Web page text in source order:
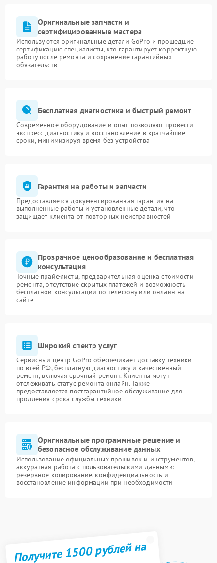
Оригинальные запчасти и
сертифицированные мастера
Используются оригинальные детали GoPro и прошедшие
сертификацию специалисты, что гарантирует корректную
работу после ремонта и сохранение гарантийных
обязательств
Бесплатная диагностика и быстрый ремонт
Современное оборудование и опыт позволяют провести
экспресс-диагностику и восстановление в кратчайшие
сроки, минимизируя время без устройства
Гарантия на работы и запчасти
Предоставляется документированная гарантия на
выполненные работы и установленные детали, что
защищает клиента от повторных неисправностей
Прозрачное ценообразование и бесплатная
консультация
Точные прайс-листы, предварительная оценка стоимости
ремонта, отсутствие скрытых платежей и возможность
бесплатной консультации по телефону или онлайн на
сайте
Широкий спектр услуг
Сервисный центр GoPro обеспечивает доставку техники
по всей РФ, бесплатную диагностику и качественный
ремонт, включая срочный ремонт. Клиенты могут
отслеживать статус ремонта онлайн. Также
предоставляется постгарантийное обслуживание для
продления срока службы техники
Оригинальные программные решение и
безопасное обслуживание данных
Использование официальных прошивок и инструментов,
аккуратная работа с пользовательскими данными:
резервное копирование, конфиденциальность и
восстановление информации при необходимости
Получите 1500 рублей на